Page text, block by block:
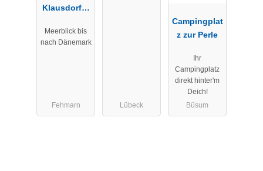
Klausdorfer
Meerblick bis
nach Dänemark
Fehmarn Lübeck
Campingplat
z zur Perle
Ihr
Campingplatz
direkt hinter'm
Deich!
Büsum